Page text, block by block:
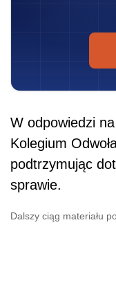
W odpowiedzi
Kolegium
podtrzymując
sprawie.
Dalszy ciąg materiału